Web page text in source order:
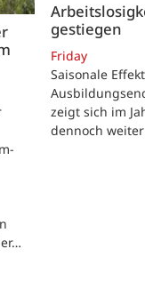
gestiegen
Friday
Saisonale
zeigt sich im
dennoch